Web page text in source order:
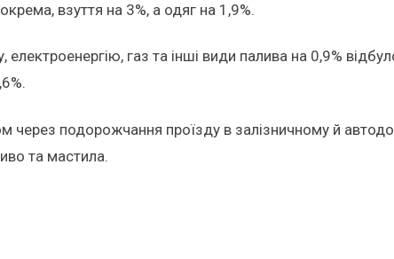
взуття на 3%, а одяг на 1,9%.
електроенергію, газ та інші види палива на 0,9%
через подорожчання проїзду в залізничному й
та мастила.